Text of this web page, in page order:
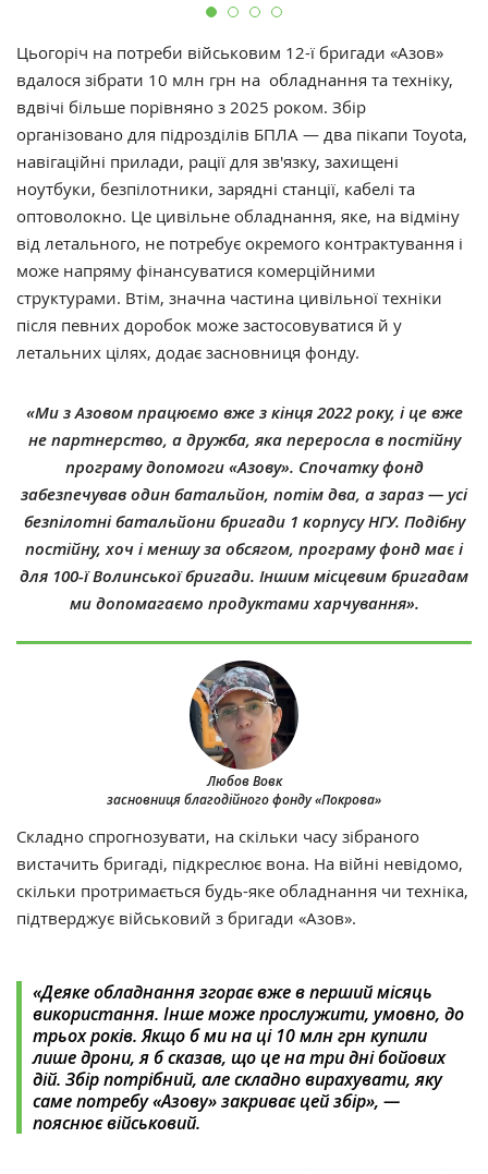
Цьогоріч на потреби військовим 12-ї бригади «Азов»
вдалося зібрати 10 млн грн на обладнання та техніку,
вдвічі більше порівняно з 2025 роком. Збір
організовано для підрозділів БПЛА — два пікапи Toyota,
навігаційні прилади, рації для зв'язку, захищені
ноутбуки, безпілотники, зарядні станції, кабелі та
оптоволокно. Це цивільне обладнання, яке, на відміну
від летального, не потребує окремого контрактування і
може напряму фінансуватися комерційними
структурами. Втім, значна частина цивільної техніки
після певних доробок може застосовуватися й у
летальних цілях, додає засновниця фонду.
Любов Вовк
засновниця благодійного фонду «Покрова»
«Ми з Азовом працюємо вже з кінця 2022 року, і це вже
не партнерство, а дружба, яка переросла в постійну
програму допомоги «Азову». Спочатку фонд
забезпечував один батальйон, потім два, а зараз — усі
безпілотні батальйони бригади 1 корпусу НГУ. Подібну
постійну, хоч і меншу за обсягом, програму фонд має і
для 100-ї Волинської бригади. Іншим місцевим бригадам
ми допомагаємо продуктами харчування».
Складно спрогнозувати, на скільки часу зібраного
вистачить бригаді, підкреслює вона. На війні невідомо,
скільки протримається будь-яке обладнання чи техніка,
підтверджує військовий з бригади «Азов».
«Деяке обладнання згорає вже в перший місяць
використання. Інше може прослужити, умовно, до
трьох років. Якщо б ми на ці 10 млн грн купили
лише дрони, я б сказав, що це на три дні бойових
дій. Збір потрібний, але складно вирахувати, яку
саме потребу «Азову» закриває цей збір», —
пояснює військовий.